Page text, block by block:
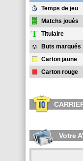
Temps de jeu
Matchs joués
T Titulaire
Buts marqués
Carton jaune
Carton rouge
Votre